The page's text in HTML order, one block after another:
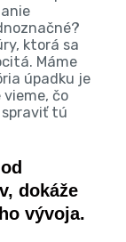
ktorá sa
Máme
úpadku je
čo
spraviť tú
dokáže
vývoja.